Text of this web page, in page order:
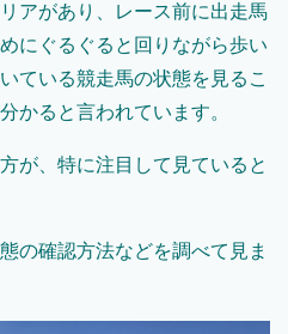
アがあり、レース前に出走馬
にぐるぐると回りながら歩い
ている競走馬の状態を見るこ
かると言われています。
が、特に注目して見ていると
の確認方法などを調べて見ま